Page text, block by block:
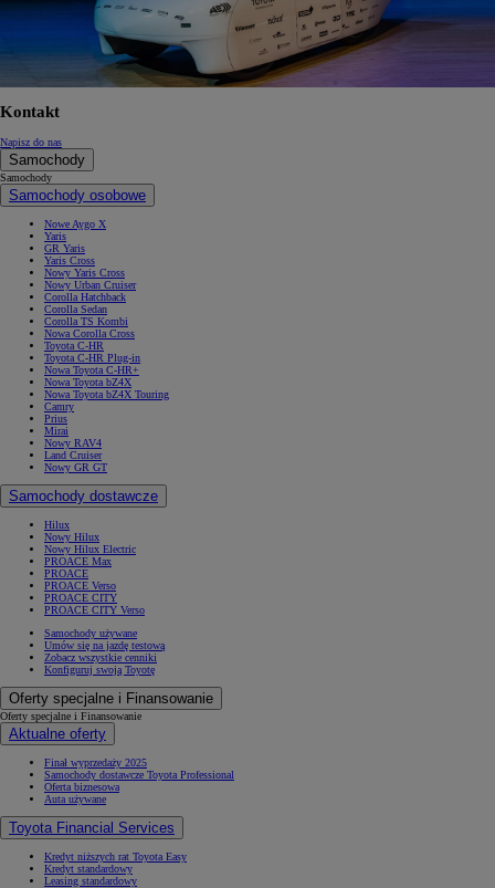
Kontakt
Napisz do nas
Samochody
Samochody
Samochody osobowe
Nowe Aygo X
Yaris
GR Yaris
Yaris Cross
Nowy Yaris Cross
Nowy Urban Cruiser
Corolla Hatchback
Corolla Sedan
Corolla TS Kombi
Nowa Corolla Cross
Toyota C-HR
Toyota C-HR Plug-in
Nowa Toyota C-HR+
Nowa Toyota bZ4X
Nowa Toyota bZ4X Touring
Camry
Prius
Mirai
Nowy RAV4
Land Cruiser
Nowy GR GT
Samochody dostawcze
Hilux
Nowy Hilux
Nowy Hilux Electric
PROACE Max
PROACE
PROACE Verso
PROACE CITY
PROACE CITY Verso
Samochody używane
Umów się na jazdę testową
Zobacz wszystkie cenniki
Konfiguruj swoją Toyotę
Oferty specjalne i Finansowanie
Oferty specjalne i Finansowanie
Aktualne oferty
Finał wyprzedaży 2025
Samochody dostawcze Toyota Professional
Oferta biznesowa
Auta używane
Toyota Financial Services
Kredyt niższych rat Toyota Easy
Kredyt standardowy
Leasing standardowy